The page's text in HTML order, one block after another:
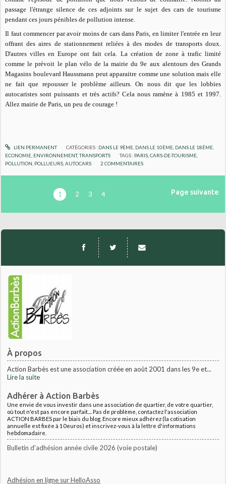
À propos
Action Barbès est une association créée en août 2001 dans les 9e et...
Lire la suite
Adhérer à Action Barbès
Une envie de vous investir dans une association de quartier, de votre quartier,
où tout n'est pas encore parfait.... Pas de problème, contactez l'association
ACTION BARBES par le biais du blog. Encore mieux adhérez (la cotisation
annuelle est fixée à 10euros) et inscrivez-vous à la lettre d'informations
hebdomadaire.
Bulletin d'adhésion année civile 2026 (voie postale)
Adhésion en ligne sur HelloAsso
passage l'étrange silence de ces adjoints sur le sujet des cars de tourisme
pendant ces jours pénibles de pollution intense.
Il faut commencer par avoir moins de cars dans Paris, en limiter l'entrée en leur
offrant des aires de stationnement reliées à des modes de transports doux.
D'autres villes en Europe ont fait cela. La création de zone à trafic limité
comme le prévoit le plan vélo de la mairie du 9e aux alentours des Grands
Magasins boulevard Haussmann peut apparaitre comme une solution mais elle
ne fait que repousser le problème ailleurs. On nous dit que les lobbies
autocaristes sont puissants et très actifs? Cela nous ramène à 1985 et 1997.
Allez mairie de Paris, un peu de courage !
LIEN PERMANENT CATÉGORIES : DANS LE 9ÈME, DANS LE 10ÈME, DANS LE 18ÈME,
ECONOMIE ENVIRONNEMENT,TRANSPORTS TAGS : PARIS ,CARS-DE-TOURISME
POLLUTION POLLUEURS ,AUTOCARS 2 COMMENTAIRES
1 2 3 4 Page suivante